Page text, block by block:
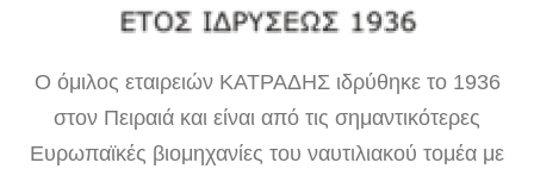
Ο όμιλος εταιρειών ΚΑΤΡΑΔΗΣ ιδρύθηκε το 1936
στον Πειραιά και είναι από τις σημαντικότερες
Ευρωπαϊκές βιομηχανίες του ναυτιλιακού τομέα με